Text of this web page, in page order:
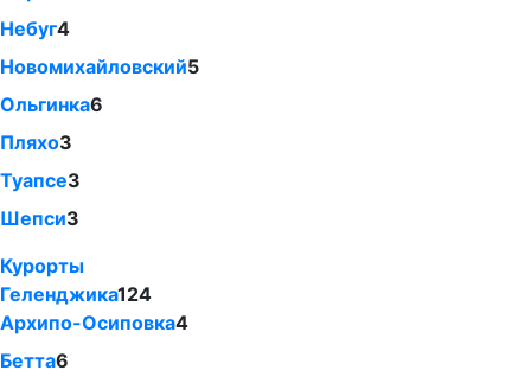
Небуг4
Новомихайловский5
Ольгинка6
Пляхо3
Туапсе3
Шепси3
Курорты
Геленджика124
Архипо-Осиповка4
Бетта6